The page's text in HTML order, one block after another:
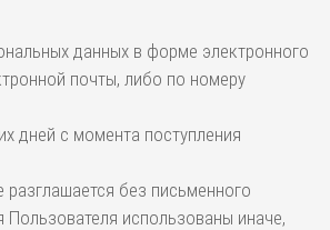
данных в форме электронного
почты, либо по номеру
дней с момента поступления
без письменного
использованы иначе,